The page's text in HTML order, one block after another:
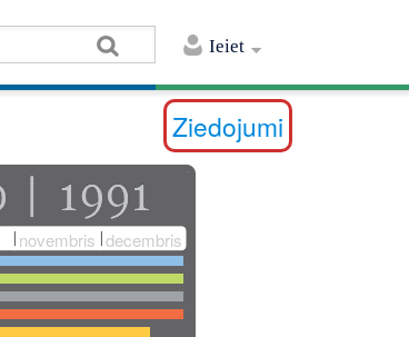
Ieiet
Ziedojumi
novembris decembris